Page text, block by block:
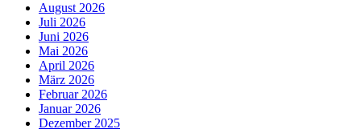
August 2026
Juli 2026
Juni 2026
Mai 2026
April 2026
März 2026
Februar 2026
Januar 2026
Dezember 2025